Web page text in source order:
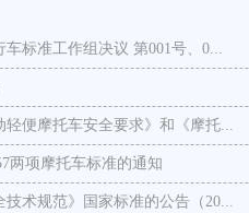
标准工作组决议 第001号、0...
便摩托车安全要求》和《摩托...
两项摩托车标准的通知
术规范》国家标准的公告（20...